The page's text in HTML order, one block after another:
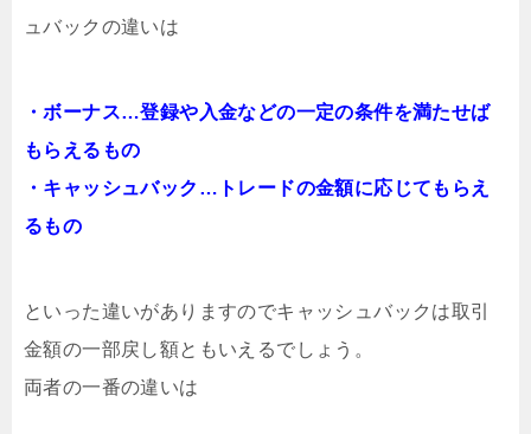
ュバックの違いは
・ボーナス…登録や入金などの一定の条件を満たせば
もらえるもの
・キャッシュバック…トレードの金額に応じてもらえ
るもの
といった違いがありますのでキャッシュバックは取引
金額の一部戻し額ともいえるでしょう。
両者の一番の違いは